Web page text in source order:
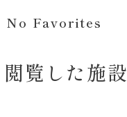
No Favorites
閲覧した施設